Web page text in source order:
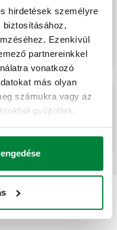
hirdetések személyre
biztosításához,
Ezenkívül
partnereinkkel
vonatkozó
más olyan
számukra vagy az
gyűjtöttek.
terelőszelep.